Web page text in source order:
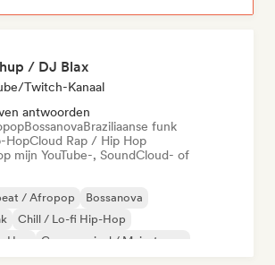
/ DJ Blax
Twitch-Kanaal
antwoorden
BossanovaBraziliaanse funk
HopCloud Rap / Hip Hop
mijn YouTube-, SoundCloud- of
/ Afropop
Bossanova
Chill / Lo-fi Hip-Hop
Hop
Commercieel / Mainstream